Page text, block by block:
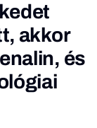
akkor
és